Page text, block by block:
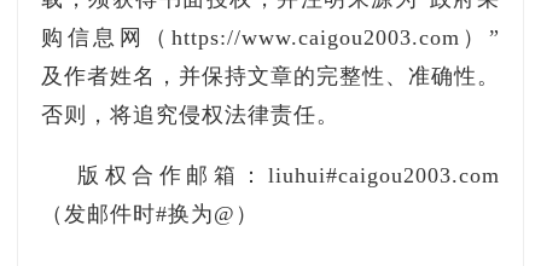
购信息网（https://www.caigou2003.com）”
及作者姓名，并保持文章的完整性、准确性。
否则，将追究侵权法律责任。
版权合作邮箱：liuhui#caigou2003.com
（发邮件时#换为@）